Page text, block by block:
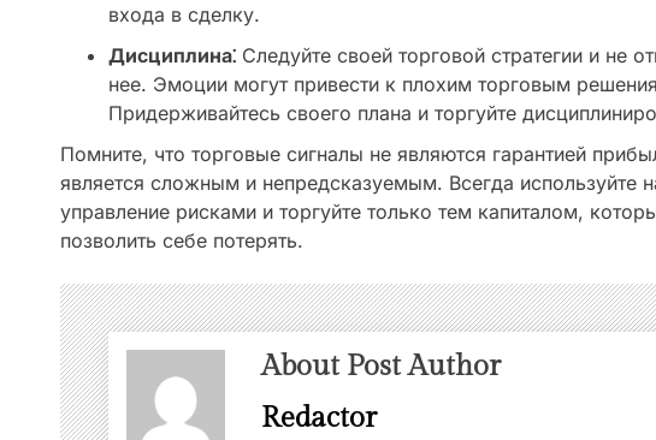
входа в сделку.
Дисциплина⁚ Следуйте своей торговой стратегии и не
нее. Эмоции могут привести к плохим торговым
Придерживайтесь своего плана и торгуйте
Помните, что торговые сигналы не являются гарантией
является сложным и непредсказуемым. Всегда используйте
управление рисками и торгуйте только тем капиталом,
позволить себе потерять.
About Post Author
Redactor